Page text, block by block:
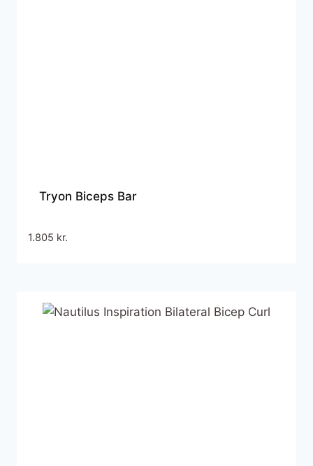
Tryon Biceps Bar
1.805 kr.